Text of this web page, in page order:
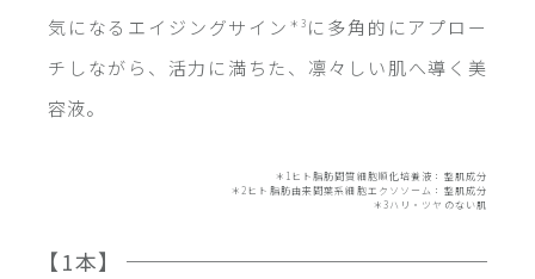
気になるエイジングサイン ＊3 に多角的にアプロー
チしながら、活力に満ちた、凛々しい肌へ導く美
容液。
＊1ヒト脂肪間質細胞順化培養液：整肌成分
＊2ヒト脂肪由来間葉系細胞エクソソーム：整肌成分
＊3ハリ・ツヤのない肌
【1本】